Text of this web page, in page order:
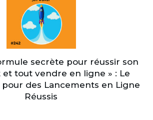
secrète pour réussir son
tout vendre en ligne » : Le
des Lancements en Ligne
Réussis